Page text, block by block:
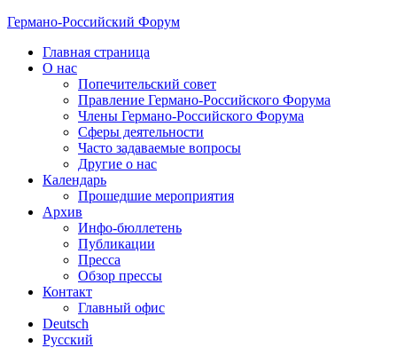
Германо-Российский Форум
Главная страница
О нас
Попечительский совет
Правление Германо-Российского Форума
Члены Германо-Российского Форума
Сферы деятельности
Часто задаваемые вопросы
Другие о нас
Календарь
Прошедшие мероприятия
Архив
Инфо-бюллетень
Публикации
Пресса
Обзор прессы
Контакт
Главный офис
Deutsch
Русский